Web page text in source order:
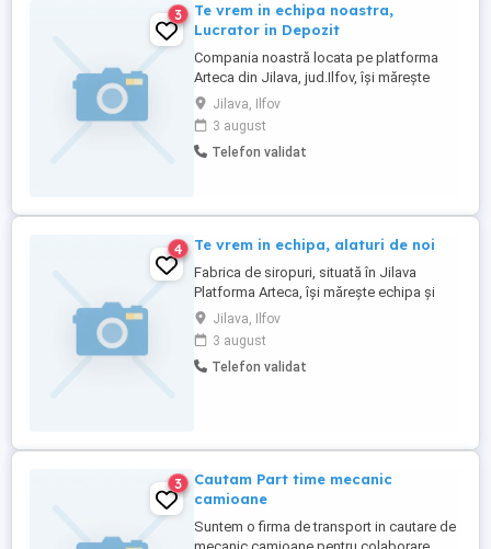
3
Te vrem in echipa noastra,
Lucrator in Depozit
Compania noastră locata pe platforma
Arteca din Jilava, jud.Ilfov, își mărește
echipa și angajează Lucrător Depozit.
Responsabilități: Încărcarea și
descărcarea mărfurilor; Manipularea și
aranjarea produselor în depozit;
Jilava, Ilfov
3 august
Telefon validat
4 Te vrem in echipa, alaturi de noi
Fabrica de siropuri, situată în Jilava
Platforma Arteca, își mărește echipa și
angajează Operator Facturare.
Responsabilități: Emiterea și verificarea
facturilor; Introducerea și actualizarea
datelor în sistem; Întocmirea
Jilava, Ilfov
3 august
Telefon validat
3
Cautam Part time mecanic
camioane
Suntem o firma de transport in cautare de